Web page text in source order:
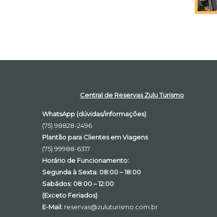
Central de Reservas Zulu Turismo
WhatsApp (dúvidas/informações)
(75) 98828-2496
Plantão para Clientes em Viagens
(75) 99988-6317
Horário de Funcionamento:
Segunda à Sexta: 08:00 – 18:00
Sabádos: 08:00 – 12:00
(Exceto Feriados)
E-Mail: reservas@zuluturismo.com.br